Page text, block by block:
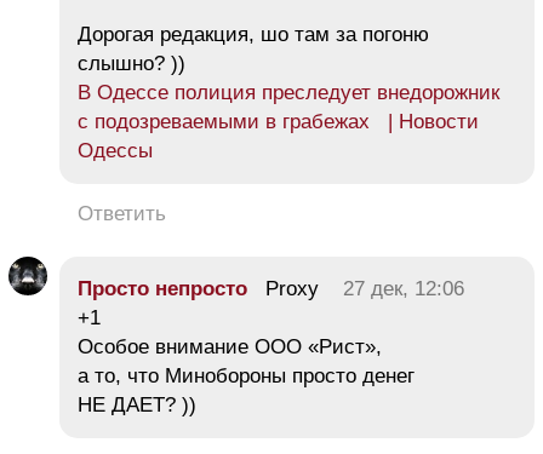
Дорогая редакция, шо там за погоню
слышно? ))
В Одессе полиция преследует внедорожник
с подозреваемыми в грабежах | Новости
Одессы
Ответить
Просто непросто Proxy
27 дек, 12:06
+1
Особое внимание ООО «Рист»,
а то, что Минобороны просто денег
НЕ ДАЕТ? ))